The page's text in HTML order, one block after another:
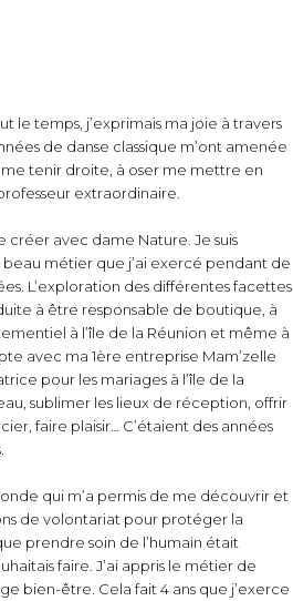
le temps, j’exprimais ma joie à travers
de danse classique m’ont amenée
me tenir droite, à oser me mettre en
extraordinaire.
créer avec dame Nature. Je suis
métier que j’ai exercé pendant de
L’exploration des différentes facettes
à être responsable de boutique, à
à l’île de la Réunion et même à
avec ma 1ère entreprise Mam’zelle
pour les mariages à l’île de la
sublimer les lieux de réception, offrir
faire plaisir… C’étaient des années
qui m’a permis de me découvrir et
de volontariat pour protéger la
prendre soin de l’humain était
faire. J’ai appris le métier de
bien-être. Cela fait 4 ans que j’exerce